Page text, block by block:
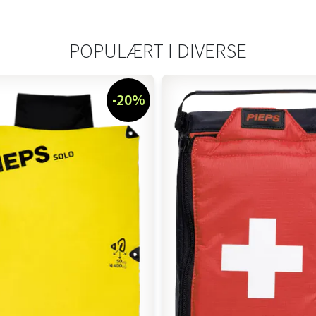
POPULÆRT I DIVERSE
-20%